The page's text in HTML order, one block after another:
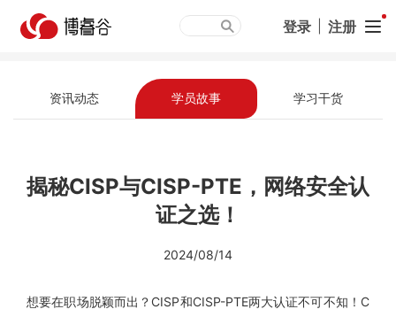
登录 注册
资讯动态 学员故事 学习干货
揭秘CISP与CISP-PTE，网络安全认
证之选！
2024/08/14
想要在职场脱颖而出？CISP和CISP-PTE两大认证不可不知！C